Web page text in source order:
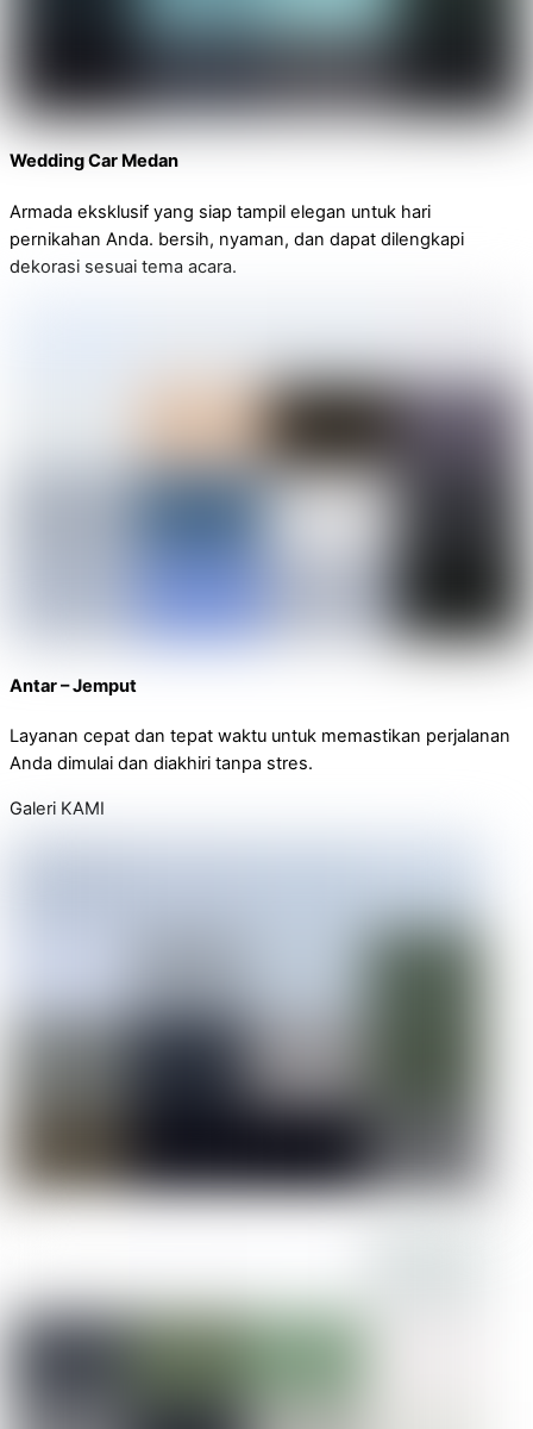
Wedding Car Medan
Armada eksklusif yang siap tampil elegan untuk hari
pernikahan Anda. bersih, nyaman, dan dapat dilengkapi
dekorasi sesuai tema acara.
Antar – Jemput
Layanan cepat dan tepat waktu untuk memastikan perjalanan
Anda dimulai dan diakhiri tanpa stres.
Galeri KAMI